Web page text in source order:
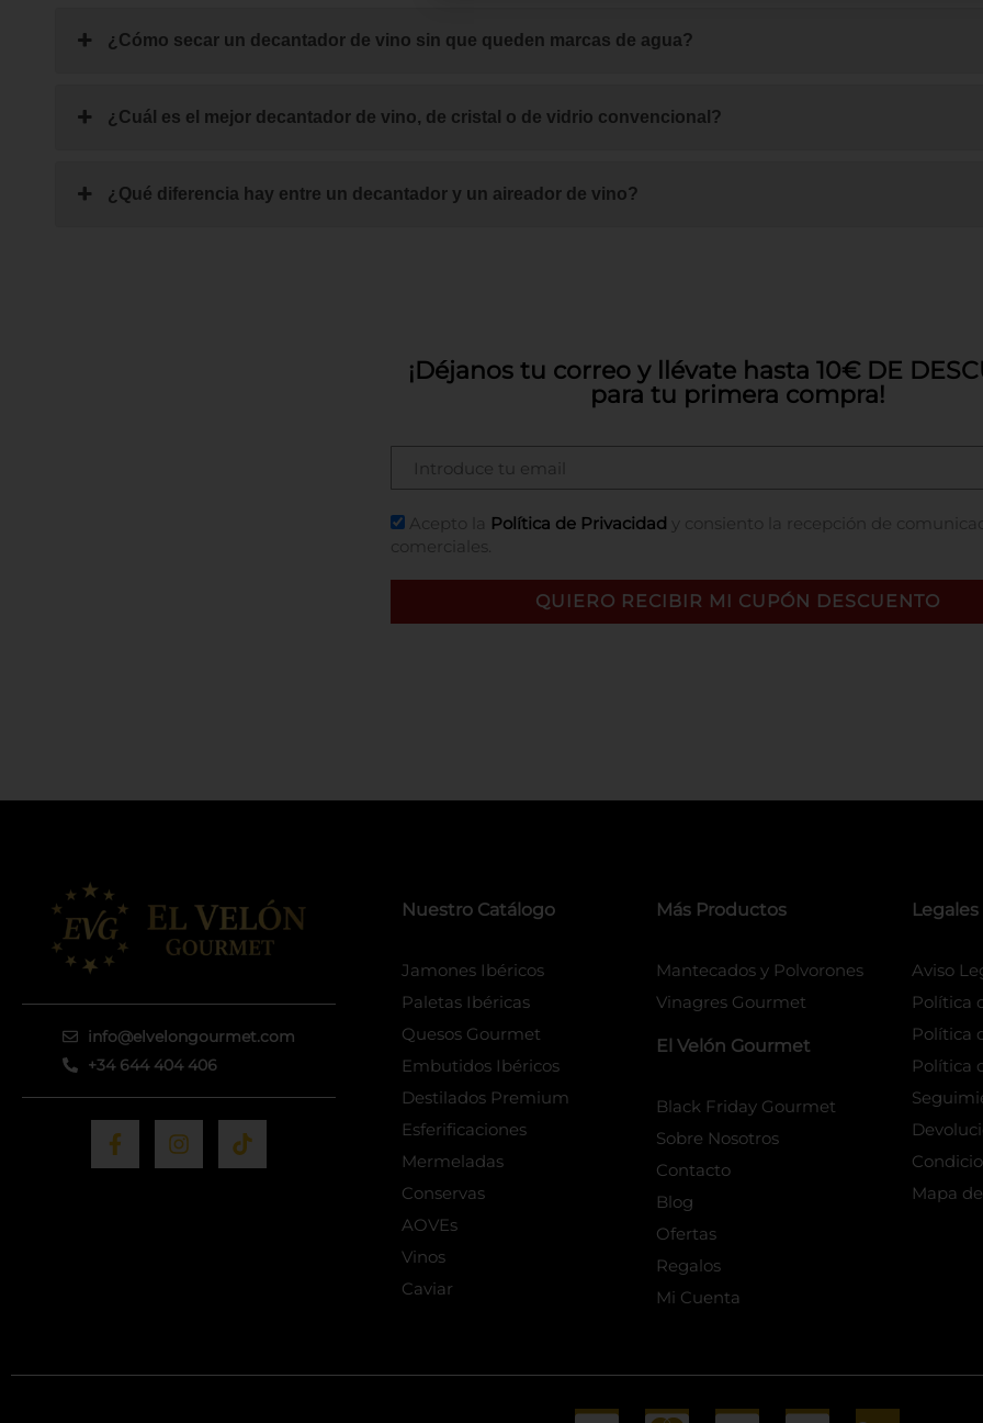
¿Cómo secar un decantador de vino sin que queden marcas de agua?
¿Cuál es el mejor decantador de vino, de cristal o de vidrio convencional?
¿Qué diferencia hay entre un decantador y un aireador de vino?
¡Déjanos tu correo y llévate hasta 10€ DE
para tu primera compra!
Acepto la Política de Privacidad y consiento la recepción de
comerciales.
QUIERO RECIBIR MI CUPÓN DESCUENTO
info@elvelongourmet.com
+34 644 404 406
F
a
c
I
n
s
T
i
k
Nuestro Catálogo
Jamones Ibéricos
Paletas Ibéricas
Quesos Gourmet
Embutidos Ibéricos
Destilados Premium
Esferificaciones
Mermeladas
Conservas
AOVEs
Vinos
Caviar
Más Productos
Mantecados y Polvorones
Vinagres Gourmet
El Velón Gourmet
Black Friday Gourmet
Sobre Nosotros
Contacto
Blog
Ofertas
Regalos
Mi Cuenta
Legales
Aviso
Política
Política
Política
Mapa